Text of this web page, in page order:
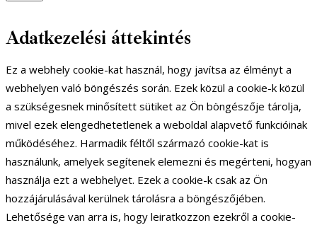
Adatkezelési áttekintés
Ez a webhely cookie-kat használ, hogy javítsa az élményt a
webhelyen való böngészés során. Ezek közül a cookie-k közül
a szükségesnek minősített sütiket az Ön böngészője tárolja,
mivel ezek elengedhetetlenek a weboldal alapvető funkcióinak
működéséhez. Harmadik féltől származó cookie-kat is
használunk, amelyek segítenek elemezni és megérteni, hogyan
használja ezt a webhelyet. Ezek a cookie-k csak az Ön
hozzájárulásával kerülnek tárolásra a böngészőjében.
Lehetősége van arra is, hogy leiratkozzon ezekről a cookie-